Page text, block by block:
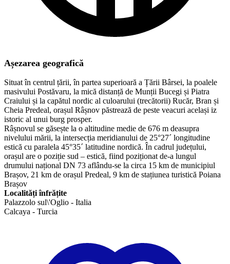
Așezarea geografică
Situat în centrul țării, în partea superioară a Țării Bârsei, la poalele
masivului Postăvaru, la mică distanță de Munții Bucegi și Piatra
Craiului și la capătul nordic al culoarului (trecătorii) Rucăr, Bran și
Cheia Predeal, orașul Râșnov păstrează de peste veacuri același iz
istoric al unui burg prosper.
Râșnovul se găsește la o altitudine medie de 676 m deasupra
nivelului mării, la intersecția meridianului de 25°27´ longitudine
estică cu paralela 45°35´ latitudine nordică. În cadrul județului,
orașul are o poziție sud – estică, fiind poziționat de-a lungul
drumului național DN 73 aflându-se la circa 15 km de municipiul
Brașov, 21 km de orașul Predeal, 9 km de stațiunea turistică Poiana
Brașov
Localități înfrățite
Palazzolo sul\'Oglio - Italia
​Calcaya - Turcia